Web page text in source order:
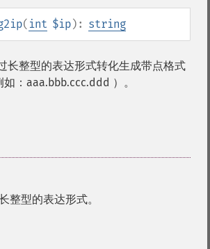
( int $ip): string
长整型的表达形式转化生成带点格式
：aaa.bbb.ccc.ddd ）。
整型的表达形式。